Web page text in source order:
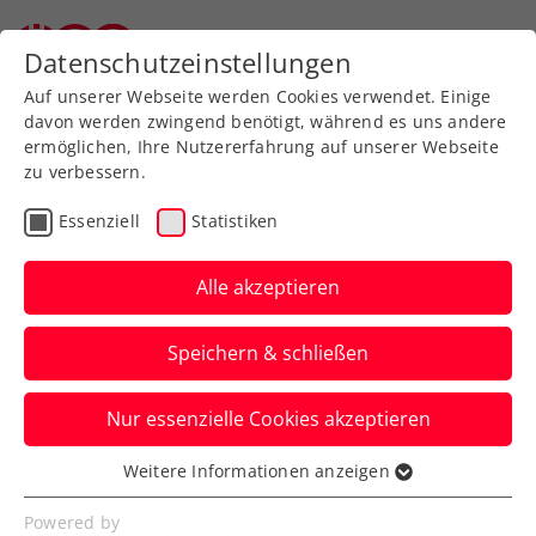
Zurück zur Newsübersicht
Turniere
Sparkasse Salzburg Open
2024 presented by
Reform: Talentproben der
ÖTV-Asse
Dennoch ereilt Manuel Lazic, Matthias
Ujvary und Syl Gaxherri das Aus in der
ersten Qualifikationsrunde.
Datenschutzeinstellungen
Auf unserer Webseite werden Cookies verwendet. Einige
davon werden zwingend benötigt, während es uns andere
ermöglichen, Ihre Nutzererfahrung auf unserer Webseite
zu verbessern.
Essenziell Statistiken
Alle akzeptieren
Speichern & schließen
Nur essenzielle Cookies akzeptieren
Essenziell
Essenzielle Cookies werden für grundlegende
Weitere Informationen anzeigen
Powered by